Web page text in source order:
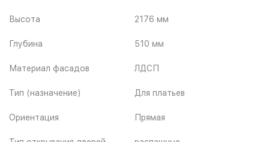
Высота 2176 мм
Глубина 510 мм
Материал фасадов ЛДСП
Тип (назначение) Для платьев
Ориентация Прямая